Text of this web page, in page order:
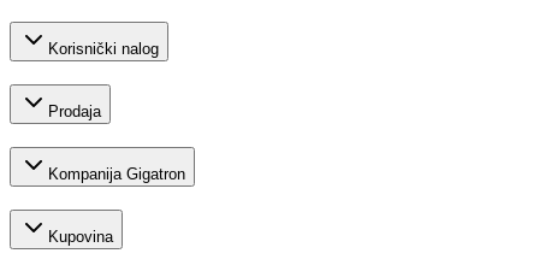
Korisnički nalog
Prodaja
Kompanija Gigatron
Kupovina